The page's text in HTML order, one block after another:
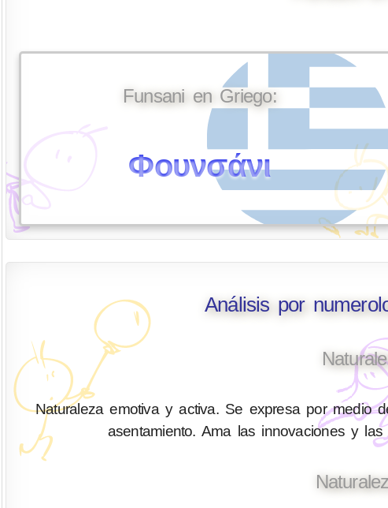
Funsani en Griego:
Φουνσάνι
Análisis por
Naturaleza emotiva y activa. Se expresa por medio
asentamiento. Ama las innovaciones y